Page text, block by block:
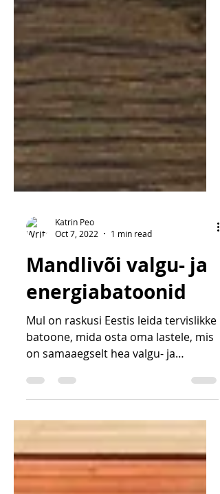
Katrin Peo
Oct 7, 2022
1 min read
Mandlivõi valgu- ja
energiabatoonid
Mul on raskusi Eestis leida tervislikke
on samaaegselt hea valgu- ja
energiaallikad ning mis on hea...